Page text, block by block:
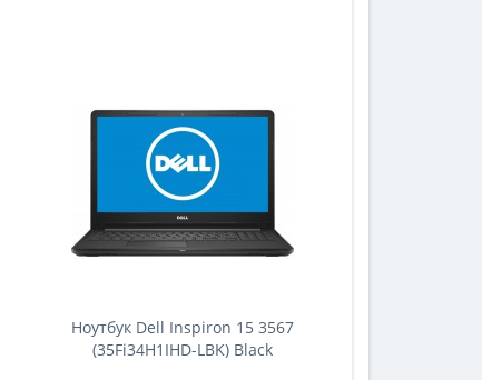
Ноутбук Dell Inspiron 15 3567
(35Fi34H1IHD-LBK) Black